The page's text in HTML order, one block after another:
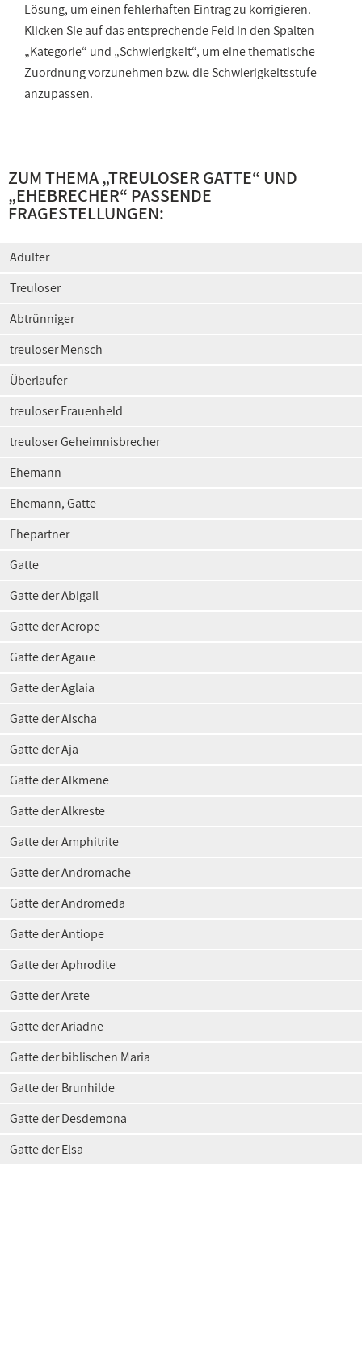
Lösung, um einen fehlerhaften Eintrag zu korrigieren.
Klicken Sie auf das entsprechende Feld in den Spalten
„Kategorie“ und „Schwierigkeit“, um eine thematische
Zuordnung vorzunehmen bzw. die Schwierigkeitsstufe
anzupassen.
ZUM THEMA „TREULOSER GATTE“ UND
„EHEBRECHER“ PASSENDE
FRAGESTELLUNGEN:
Adulter
Treuloser
Abtrünniger
treuloser Mensch
Überläufer
treuloser Frauenheld
treuloser Geheimnisbrecher
Ehemann
Ehemann, Gatte
Ehepartner
Gatte
Gatte der Abigail
Gatte der Aerope
Gatte der Agaue
Gatte der Aglaia
Gatte der Aischa
Gatte der Aja
Gatte der Alkmene
Gatte der Alkreste
Gatte der Amphitrite
Gatte der Andromache
Gatte der Andromeda
Gatte der Antiope
Gatte der Aphrodite
Gatte der Arete
Gatte der Ariadne
Gatte der biblischen Maria
Gatte der Brunhilde
Gatte der Desdemona
Gatte der Elsa